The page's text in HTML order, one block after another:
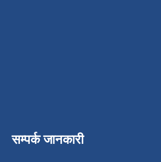
सम्पर्क जानकारी